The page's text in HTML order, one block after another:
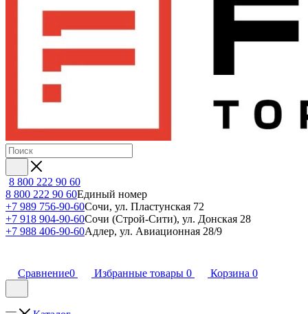
8 800 222 90 60
8 800 222 90 60Единый номер
+7 989 756-90-60Сочи, ул. Пластунская 72
+7 918 904-90-60Сочи (Строй-Сити), ул. Донская 28
+7 988 406-90-60Адлер, ул. Авиационная 28/9
Сравнение0 Избранные товары 0 Корзина 0